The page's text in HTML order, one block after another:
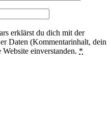
erklärst du dich mit der
Daten (Kommentarinhalt, dein
einverstanden. *